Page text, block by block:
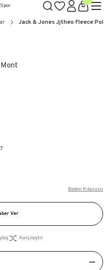
Jack & Jones Jjtheo Fleece
Beden Kılavuzu
Ver
Karşılaştır